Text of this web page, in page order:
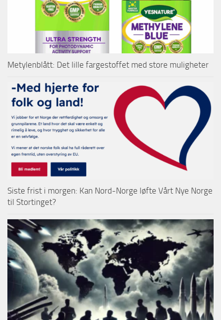
Metylenblått: Det lille fargestoffet med store muligheter
Siste frist i morgen: Kan Nord-Norge løfte Vårt Nye Norge
til Stortinget?